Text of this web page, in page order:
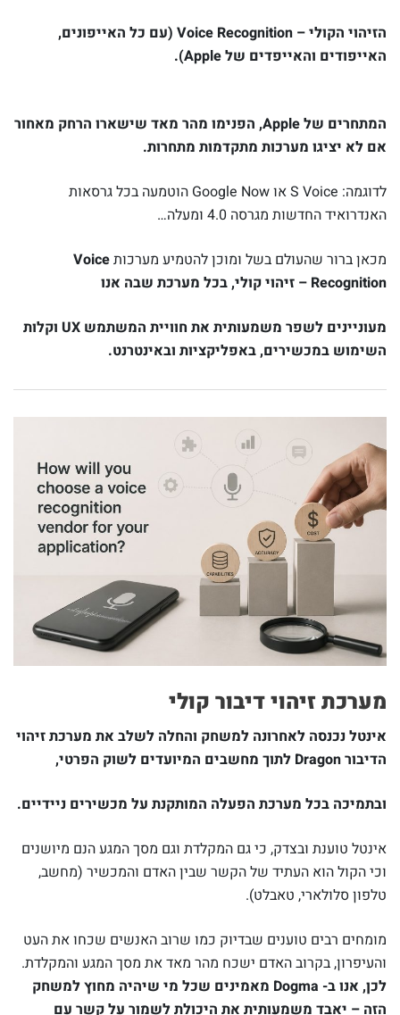
הזיהוי הקולי – Voice Recognition (עם כל האייפונים,
האייפודים והאייפדים של Apple).
המתחרים של Apple, הפנימו מהר מאד שישארו הרחק מאחור
אם לא יציגו מערכות מתקדמות מתחרות.
לדוגמה: S Voice או Google Now הוטמעה בכל גרסאות
האנדרואיד החדשות מגרסה 4.0 ומעלה…
מכאן ברור שהעולם בשל ומוכן להטמיע מערכותVoice
Recognition – זיהוי קולי, בכל מערכת שבה אנו
מעוניינים לשפר משמעותית את חוויית המשתמש UX וקלות
השימוש במכשירים, באפליקציות ובאינטרנט.
מערכת זיהוי דיבור קולי
אינטל נכנסה לאחרונה למשחק והחלה לשלב את מערכת זיהוי
הדיבור Dragon לתוך מחשבים המיועדים לשוק הפרטי,
ובתמיכה בכל מערכת הפעלה המותקנת על מכשירים ניידיים.
אינטל טוענת ובצדק, כי גם המקלדת וגם מסך המגע הנם מיושנים
וכי הקול הוא העתיד של הקשר שבין האדם והמכשיר (מחשב,
טלפון סלולארי, טאבלט).
מומחים רבים טוענים שבדיוק כמו שרוב האנשים שכחו את העט
והעיפרון, בקרוב האדם ישכח מהר מאד את מסך המגע והמקלדת.
לכן, אנו ב- Dogma מאמינים שכל מי שיהיה מחוץ למשחק
הזה – יאבד משמעותית את היכולת לשמור על קשר עם